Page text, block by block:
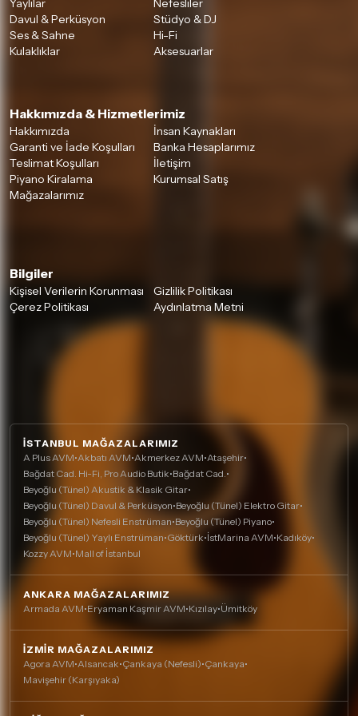
Yaylılar
Nefesliler
Davul & Perküsyon
Stüdyo & DJ
Ses & Sahne
Hi-Fi
Kulaklıklar
Aksesuarlar
Hakkımızda & Hizmetlerimiz
Hakkımızda
İnsan Kaynakları
Garanti ve İade Koşulları
Banka Hesaplarımız
Teslimat Koşulları
İletişim
Piyano Kiralama
Kurumsal Satış
Mağazalarımız
Bilgiler
Kişisel Verilerin Korunması
Gizlilik Politikası
Çerez Politikası
Aydınlatma Metni
İSTANBUL MAĞAZALARIMIZ
A Plus AVM•Akbatı AVM•Akmerkez AVM•Ataşehir•
Bağdat Cad. Hi-Fi, Pro Audio Butik•Bağdat Cad.•
Beyoğlu (Tünel) Akustik & Klasik Gitar•
Beyoğlu (Tünel) Davul & Perküsyon•Beyoğlu (Tünel) Elektro Gitar•
Beyoğlu (Tünel) Nefesli Enstrüman•Beyoğlu (Tünel) Piyano•
Beyoğlu (Tünel) Yaylı Enstrüman•Göktürk•İstMarina AVM•Kadıköy•
Kozzy AVM•Mall of İstanbul
ANKARA MAĞAZALARIMIZ
Armada AVM•Eryaman Kaşmir AVM•Kızılay•Ümitköy
İZMIR MAĞAZALARIMIZ
Agora AVM•Alsancak•Çankaya (Nefesli)•Çankaya•
Mavişehir (Karşıyaka)